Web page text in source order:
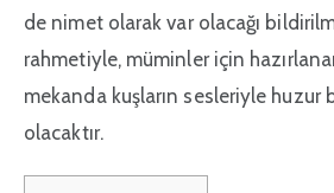
de nimet olarak var olacağı
rahmetiyle, müminler için
mekanda kuşların sesleriyle huzur
olacaktır.